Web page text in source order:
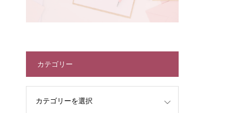
カテゴリー